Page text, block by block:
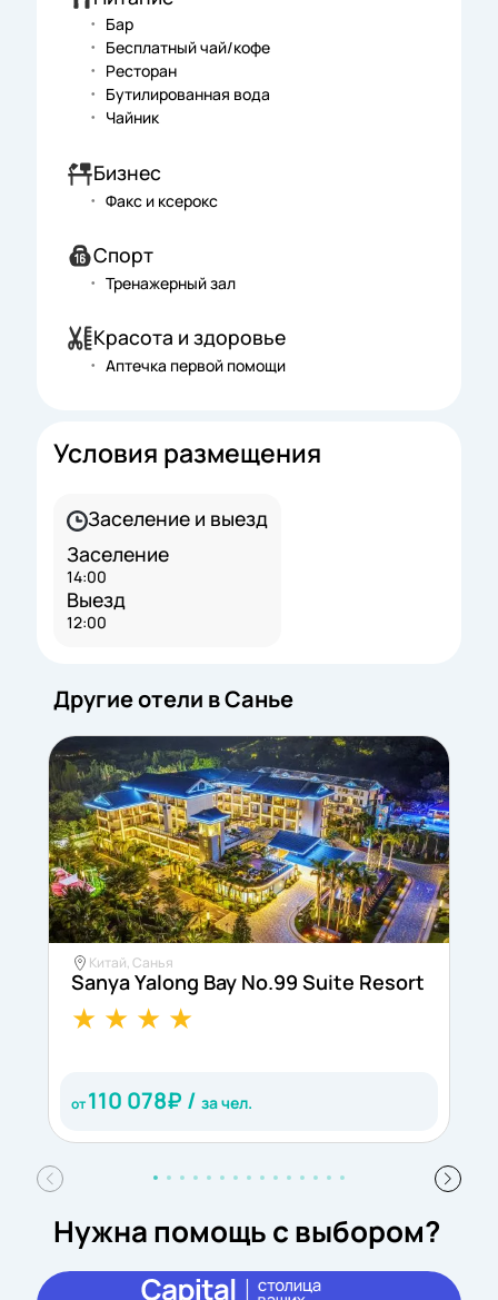
Бар
Бесплатный чай/кофе
Ресторан
Бутилированная вода
Чайник
Бизнес
Факс и ксерокс
Спорт
Тренажерный зал
Красота и здоровье
Аптечка первой помощи
Условия размещения
Заселение и выезд
Заселение
14:00
Выезд
12:00
Другие отели в Санье
Китай, Санья
Sanya Yalong Bay No.99 Suite Resort
от110 078₽ / за чел.
Нужна помощь с выбором?